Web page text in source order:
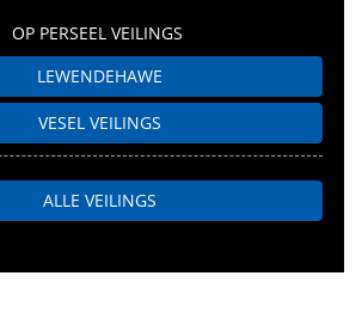
OP PERSEEL VEILINGS
LEWENDEHAWE
VESEL VEILINGS
ALLE VEILINGS